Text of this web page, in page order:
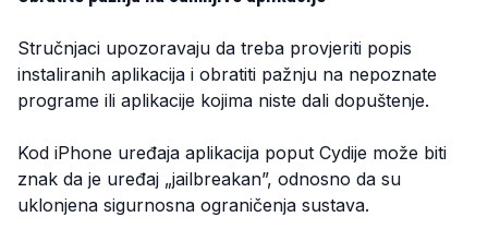
Stručnjaci upozoravaju da treba provjeriti popis
instaliranih aplikacija i obratiti pažnju na nepoznate
programe ili aplikacije kojima niste dali dopuštenje.
Kod iPhone uređaja aplikacija poput Cydije može biti
znak da je uređaj „jailbreakan”, odnosno da su
uklonjena sigurnosna ograničenja sustava.